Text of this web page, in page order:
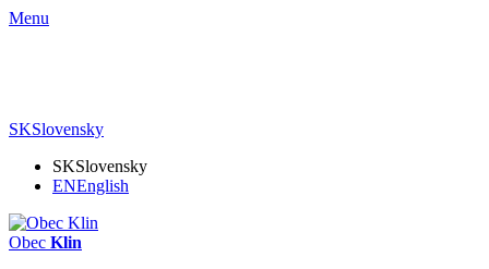
Menu
SKSlovensky
SKSlovensky
ENEnglish
Obec Klin